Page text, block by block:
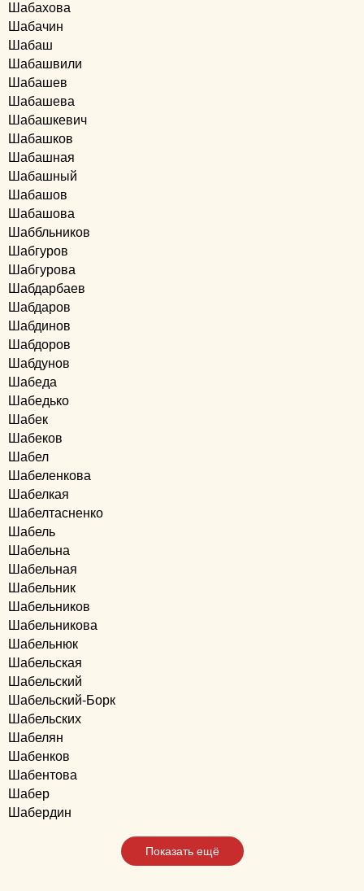
Шабахова
Шабачин
Шабаш
Шабашвили
Шабашев
Шабашева
Шабашкевич
Шабашков
Шабашная
Шабашный
Шабашов
Шабашова
Шаббльников
Шабгуров
Шабгурова
Шабдарбаев
Шабдаров
Шабдинов
Шабдоров
Шабдунов
Шабеда
Шабедько
Шабек
Шабеков
Шабел
Шабеленкова
Шабелкая
Шабелтасненко
Шабель
Шабельна
Шабельная
Шабельник
Шабельников
Шабельникова
Шабельнюк
Шабельская
Шабельский
Шабельский-Борк
Шабельских
Шабелян
Шабенков
Шабентова
Шабер
Шабердин
Показать ещё